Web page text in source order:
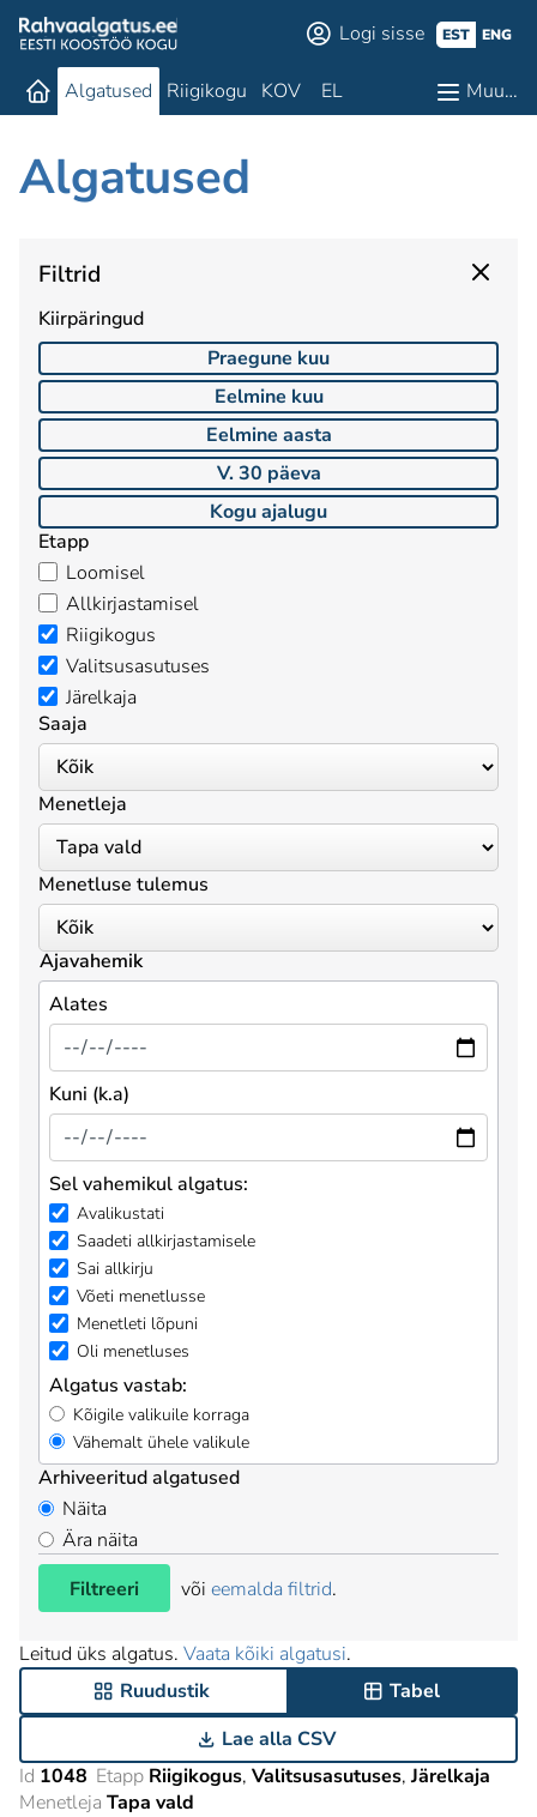
Logi sisse EST ENG
Algatused Riigikogu KOV EL Muu…
Algatused
Filtrid
Kiirpäringud
Praegune kuu
Eelmine kuu
Eelmine aasta
V. 30 päeva
Kogu ajalugu
Etapp
Loomisel
Allkirjastamisel
Riigikogus
Valitsusasutuses
Järelkaja
Saaja
Menetleja
Menetluse tulemus
Ajavahemik
Alates
Kuni (k.a)
Sel vahemikul algatus:
Avalikustati
Saadeti allkirjastamisele
Sai allkirju
Võeti menetlusse
Menetleti lõpuni
Oli menetluses
Algatus vastab:
Kõigile valikuile korraga
Vähemalt ühele valikule
Arhiveeritud algatused
Näita
Ära näita
Filtreeri
või eemalda filtrid.
Leitud üks algatus. Vaata kõiki algatusi.
Ruudustik
Tabel
Lae alla CSV
Id 1048 Etapp Riigikogus Valitsusasutuses Järelkaja
Menetleja Tapa vald